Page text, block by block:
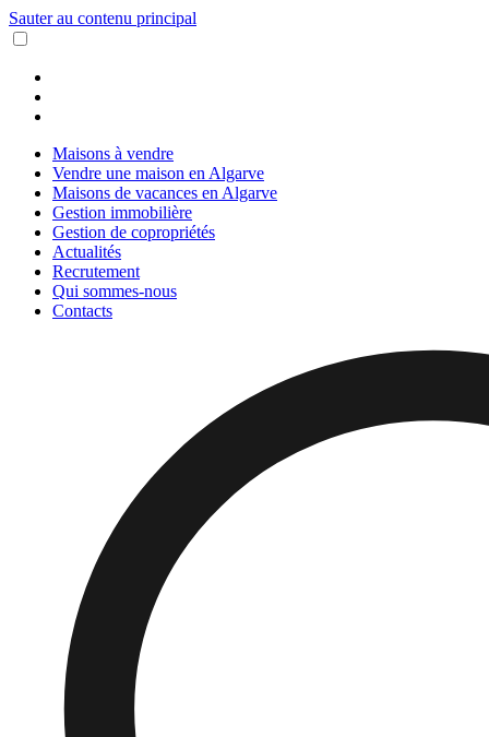
Sauter au contenu principal
Maisons à vendre
Vendre une maison en Algarve
Maisons de vacances en Algarve
Gestion immobilière
Gestion de copropriétés
Actualités
Recrutement
Qui sommes-nous
Contacts